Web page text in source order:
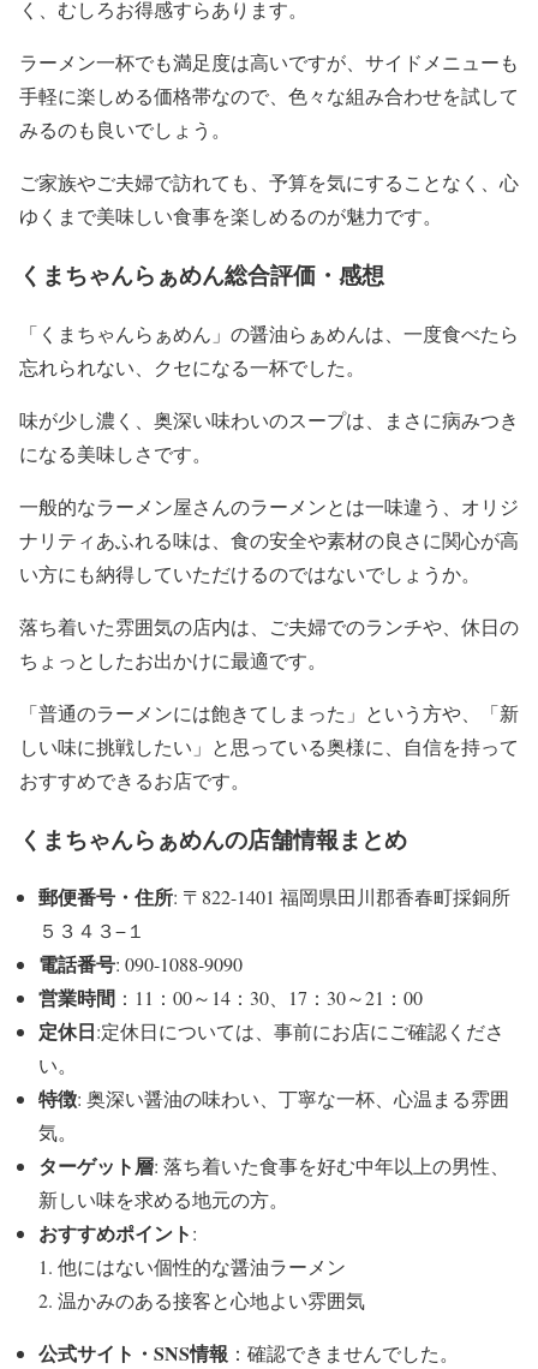
く、むしろお得感すらあります。
ラーメン一杯でも満足度は高いですが、サイドメニューも
手軽に楽しめる価格帯なので、色々な組み合わせを試して
みるのも良いでしょう。
ご家族やご夫婦で訪れても、予算を気にすることなく、心
ゆくまで美味しい食事を楽しめるのが魅力です。
くまちゃんらぁめん総合評価・感想
「くまちゃんらぁめん」の醤油らぁめんは、一度食べたら
忘れられない、クセになる一杯でした。
味が少し濃く、奥深い味わいのスープは、まさに病みつき
になる美味しさです。
一般的なラーメン屋さんのラーメンとは一味違う、オリジ
ナリティあふれる味は、食の安全や素材の良さに関心が高
い方にも納得していただけるのではないでしょうか。
落ち着いた雰囲気の店内は、ご夫婦でのランチや、休日の
ちょっとしたお出かけに最適です。
「普通のラーメンには飽きてしまった」という方や、「新
しい味に挑戦したい」と思っている奥様に、自信を持って
おすすめできるお店です。
くまちゃんらぁめんの店舗情報まとめ
郵便番号・住所: 〒822-1401 福岡県田川郡香春町採銅所
５３４３−１
電話番号: 090-1088-9090
営業時間 ：11：00～14：30、17：30～21：00
定休日:定休日については、事前にお店にご確認くださ
い。
特徴: 奥深い醤油の味わい、丁寧な一杯、心温まる雰囲
気。
ターゲット層: 落ち着いた食事を好む中年以上の男性、
新しい味を求める地元の方。
おすすめポイント:
他にはない個性的な醤油ラーメン
温かみのある接客と心地よい雰囲気
公式サイト・SNS情報 ：確認できませんでした。